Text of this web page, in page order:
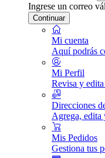
Ingrese un correo
Continuar
Mi cuenta
Aquí podrás
Mi Perfil
Revisa y edita
Direcciones
Agrega, edita
Mis Pedidos
Gestiona tus